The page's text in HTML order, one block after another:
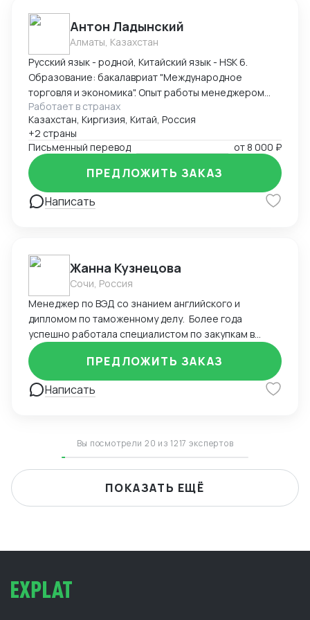
Антон Ладынский
Алматы, Казахстан
Русский язык - родной, Китайский язык - HSK 6.
Образование: бакалавриат "Международное
торговля и экономика". Опыт работы менеджером
ВЭД - более 3 лет. Опыт работы экспорт с Китая в
Казахстан основного и вспомогательного
оборудования для металлургии, энергетики, нефте-
газовой отрасли и прочего. Также экспорт с
Казахстана в Китай сырьевых продукций, продуктов
цветной металлургии и прочее.
Работает в странах
Казахстан, Киргизия, Китай, Россия
+2 страны
Письменный перевод
от 8 000 ₽
Написать
ПРЕДЛОЖИТЬ ЗАКАЗ
Жанна Кузнецова
Сочи, Россия
Менеджер по ВЭД со знанием английского и
дипломом по таможенному делу. Более года
успешно работала специалистом по закупкам в
удаленном режиме, осуществляя сделки с
поставщиками из Китая и Европы. Уверенно владею
английским языком и Excel, что позволяет
эффективно управлять сделками. Управляла
деловую переписку на иностранном языке и
успешно согласовывала поставки для клиентов.
Оптимизировала процессы взаимодействия с
иностранными партнерами, сократив время
Написать
ПРЕДЛОЖИТЬ ЗАКАЗ
Вы посмотрели 20 из 1217 экспертов
ПОКАЗАТЬ ЕЩЁ